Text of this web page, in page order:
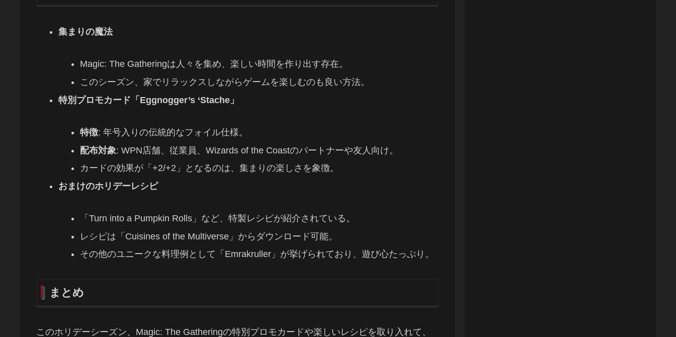
集まりの魔法
Magic: The Gatheringは人々を集め、楽しい時間を作り出す存在。
このシーズン、家でリラックスしながらゲームを楽しむのも良い方法。
特別プロモカード「Eggnogger’s ‘Stache」
特徴: 年号入りの伝統的なフォイル仕様。
配布対象: WPN店舗、従業員、Wizards of the Coastのパートナーや友人向け。
カードの効果が「+2/+2」となるのは、集まりの楽しさを象徴。
おまけのホリデーレシピ
「Turn into a Pumpkin Rolls」など、特製レシピが紹介されている。
レシピは「Cuisines of the Multiverse」からダウンロード可能。
その他のユニークな料理例として「Emrakruller」が挙げられており、遊び心たっぷり。
まとめ
このホリデーシーズン、Magic: The Gatheringの特別プロモカードや楽しいレシピを取り入れて、